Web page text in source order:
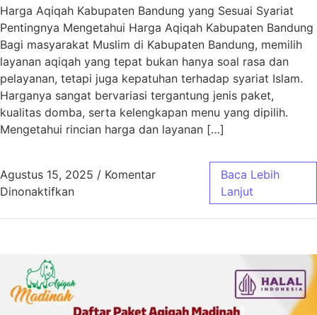
Harga Aqiqah Kabupaten Bandung yang Sesuai Syariat
Pentingnya Mengetahui Harga Aqiqah Kabupaten Bandung
Bagi masyarakat Muslim di Kabupaten Bandung, memilih
layanan aqiqah yang tepat bukan hanya soal rasa dan
pelayanan, tetapi juga kepatuhan terhadap syariat Islam.
Harganya sangat bervariasi tergantung jenis paket,
kualitas domba, serta kelengkapan menu yang dipilih.
Mengetahui rincian harga dan layanan […]
Agustus 15, 2025 / Komentar
Dinonaktifkanpada Harga Aqiqah Kabupaten Bandung
Baca Lebih
Lanjut